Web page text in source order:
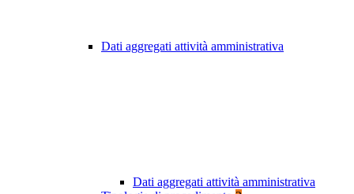
Dati aggregati attività amministrativa
Dati aggregati attività amministrativa